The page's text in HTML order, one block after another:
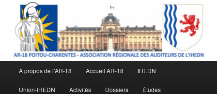
principal
À propos de l’AR-18 Accueil AR-18 IHEDN
Union-IHEDN Activités Dossiers Études